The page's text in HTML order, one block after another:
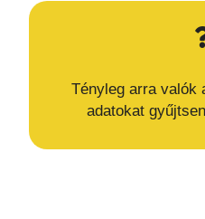
Tényleg arra valók
adatokat